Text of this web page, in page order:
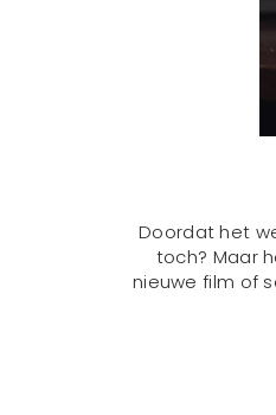
Doordat het
toch? Maar
nieuwe film of